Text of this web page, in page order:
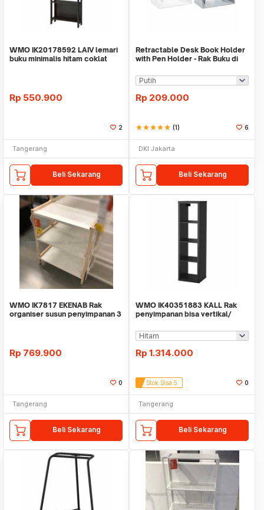
WMO IK20178592 LAIV lemari
buku minimalis hitam coklat
Rp 550.900
2
Tangerang
Beli Sekarang
Retractable Desk Book Holder
with Pen Holder - Rak Buku di
Rp 209.000
starstarstarstarstar (1) 6
DKI Jakarta
Beli Sekarang
WMO IK7817 EKENAB Rak
organiser susun penyimpanan 3
Rp 769.900
0
Tangerang
Beli Sekarang
WMO IK40351883 KALL Rak
penyimpanan bisa vertikal/
Rp 1.314.000
Stok Sisa 5 0
Tangerang
Beli Sekarang